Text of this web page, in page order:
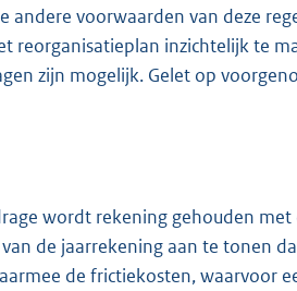
andere voorwaarden van deze
reorganisatieplan inzichtelijk te
zijn mogelijk. Gelet op
wordt rekening gehouden
de jaarrekening aan te tonen
de frictiekosten, waarvoor